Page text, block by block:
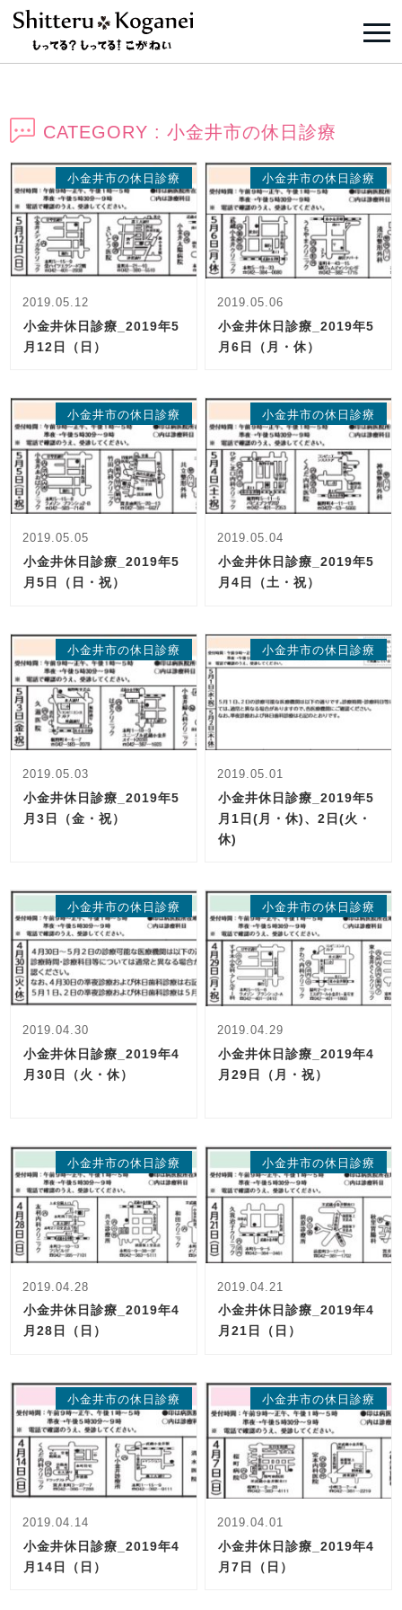
CATEGORY : 小金井市の休日診療
2019.05.12
小金井休日診療_2019年5
月12日（日）
小金井市の休日診療
2019.05.06
小金井休日診療_2019年5
月6日（月・休）
小金井市の休日診療
2019.05.05
小金井休日診療_2019年5
月5日（日・祝）
小金井市の休日診療
2019.05.04
小金井休日診療_2019年5
月4日（土・祝）
小金井市の休日診療
2019.05.03
小金井休日診療_2019年5
月3日（金・祝）
小金井市の休日診療
2019.05.01
小金井休日診療_2019年5
月1日(月・休)、2日(火・
休)
小金井市の休日診療
2019.04.30
小金井休日診療_2019年4
月30日（火・休）
小金井市の休日診療
2019.04.29
小金井休日診療_2019年4
月29日（月・祝）
小金井市の休日診療
2019.04.28
小金井休日診療_2019年4
月28日（日）
小金井市の休日診療
2019.04.21
小金井休日診療_2019年4
月21日（日）
小金井市の休日診療
2019.04.14
小金井休日診療_2019年4
月14日（日）
小金井市の休日診療
2019.04.01
小金井休日診療_2019年4
月7日（日）
小金井市の休日診療